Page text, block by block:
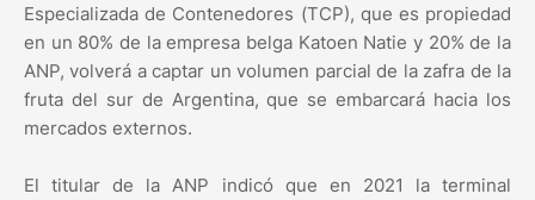
Especializada de Contenedores (TCP), que es propiedad
en un 80% de la empresa belga Katoen Natie y 20% de la
ANP, volverá a captar un volumen parcial de la zafra de la
fruta del sur de Argentina, que se embarcará hacia los
mercados externos.
El titular de la ANP indicó que en 2021 la terminal